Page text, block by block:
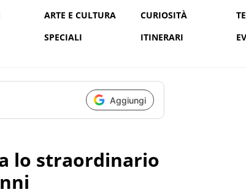
ARTE E CULTURA CURIOSITÀ
SPECIALI ITINERARI
Aggiungi
lo straordinario